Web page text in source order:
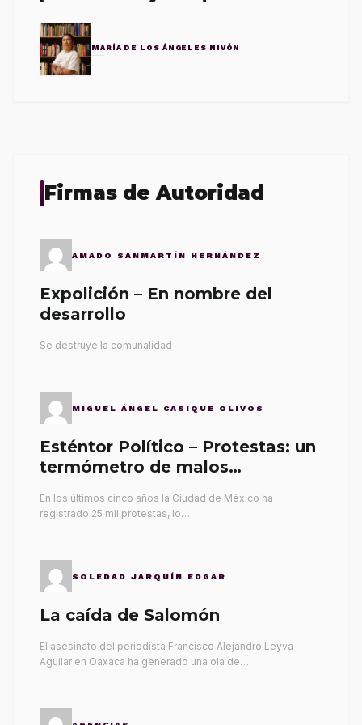
MARÍA DE LOS ÁNGELES NIVÓN
Firmas de Autoridad
AMADO SANMARTÍN HERNÁNDEZ
Expolición – En nombre del
desarrollo
Se destruye la comunalidad
MIGUEL ÁNGEL CASIQUE OLIVOS
Esténtor Político – Protestas: un
termómetro de malos
En los últimos cinco años la Ciudad de México ha
registrado 25 mil protestas, lo…
SOLEDAD JARQUÍN EDGAR
La caída de Salomón
El asesinato del periodista Francisco Alejandro Leyva
Aguilar en Oaxaca ha generado una ola de…